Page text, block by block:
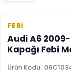
FEBİ
Audi A6
Kapağı Febi
Ürün Kodu: